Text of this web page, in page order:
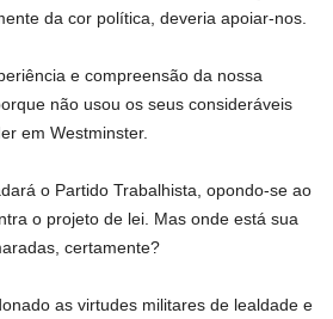
da cor política, deveria apoiar-nos.
e compreensão da nossa
não usou os seus consideráveis
em Westminster.
o Partido Trabalhista, opondo-se ao
o projeto de lei. Mas onde está sua
certamente?
as virtudes militares de lealdade e